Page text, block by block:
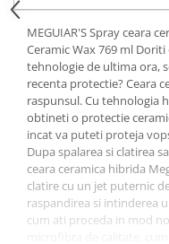
MEGUIAR'S Spray ceara
Ceramic Wax 769 ml
tehnologie de ultima ora,
recenta protectie? Ceara
raspunsul. Cu tehnologia
obtineti o protectie
incat va puteti proteja
Dupa spalarea si clatirea
ceara ceramica hibrida
clatire cu un jet puternic
raspandirea si intinderea
cum ati proceda in mod